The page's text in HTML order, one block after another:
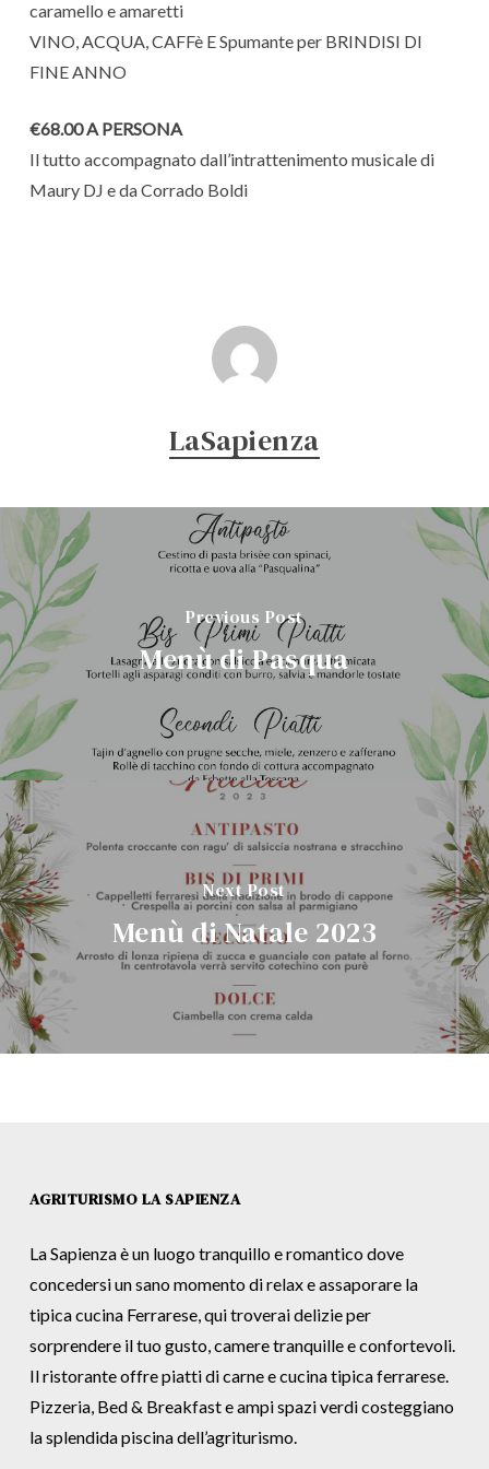
caramello e amaretti
VINO, ACQUA, CAFFè E Spumante per BRINDISI DI
FINE ANNO
€68.00 A PERSONA
Il tutto accompagnato dall’intrattenimento musicale di
Maury DJ e da Corrado Boldi
LaSapienza
Previous Post
Menù di Pasqua
Next Post
Menù di Natale 2023
AGRITURISMO LA SAPIENZA
La Sapienza è un luogo tranquillo e romantico dove
concedersi un sano momento di relax e assaporare la
tipica cucina Ferrarese, qui troverai delizie per
sorprendere il tuo gusto, camere tranquille e confortevoli.
Il ristorante offre piatti di carne e cucina tipica ferrarese.
Pizzeria, Bed & Breakfast e ampi spazi verdi costeggiano
la splendida piscina dell’agriturismo.